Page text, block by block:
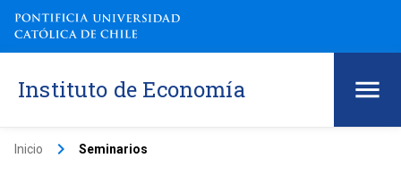
Instituto de Economía
Inicio keyboard_arrow_right Seminarios